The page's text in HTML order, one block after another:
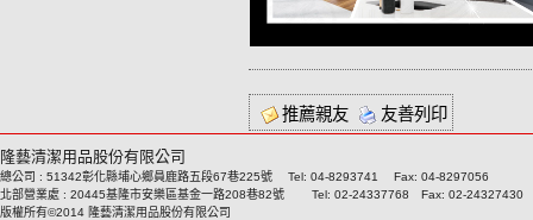
推薦親友 友善列印
隆藝清潔用品股份有限公司
總公司 : 51342彰化縣埔心鄉員鹿路五段67巷225號 Tel: 04-8293741 Fax: 04-8297056
北部營業處 : 20445基隆市安樂區基金一路208巷82號 Tel: 02-24337768 Fax: 02-24327430
版權所有©2014 隆藝清潔用品股份有限公司